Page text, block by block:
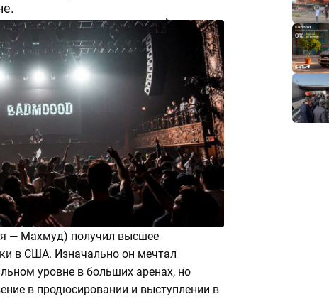
Поделиться
— Махмуд) получил высшее
в США. Изначально он мечтал
уровне в больших аренах, но
в продюсировании и выступлении в